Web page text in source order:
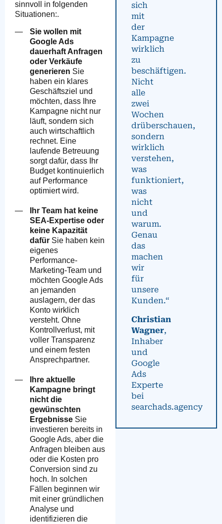
sinnvoll in folgenden
Situationen:.
Sie wollen mit
Google Ads
dauerhaft Anfragen
oder Verkäufe
generieren Sie
haben ein klares
Geschäftsziel und
möchten, dass Ihre
Kampagne nicht nur
läuft, sondern sich
auch wirtschaftlich
rechnet. Eine
laufende Betreuung
sorgt dafür, dass Ihr
Budget kontinuierlich
auf Performance
optimiert wird.
Ihr Team hat keine
SEA-Expertise oder
keine Kapazität
dafür Sie haben kein
eigenes
Performance-
Marketing-Team und
möchten Google Ads
an jemanden
auslagern, der das
Konto wirklich
versteht. Ohne
Kontrollverlust, mit
voller Transparenz
und einem festen
Ansprechpartner.
Ihre aktuelle
Kampagne bringt
nicht die
gewünschten
Ergebnisse Sie
investieren bereits in
Google Ads, aber die
Anfragen bleiben aus
oder die Kosten pro
Conversion sind zu
hoch. In solchen
Fällen beginnen wir
mit einer gründlichen
Analyse und
identifizieren die
sich
mit
der
Kampagne
wirklich
zu
beschäftigen.
Nicht
alle
zwei
Wochen
drüberschauen,
sondern
wirklich
verstehen,
was
funktioniert,
was
nicht
und
warum.
Genau
das
machen
wir
für
unsere
Kunden.“
Christian
Wagner,
Inhaber
und
Google
Ads
Experte
bei
searchads.agency